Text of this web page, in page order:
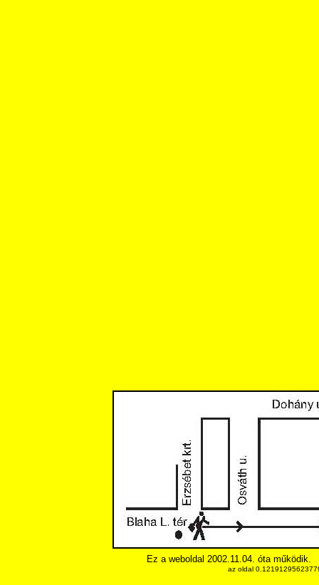
Ez a weboldal 2002.11.04. óta működik.
az oldal